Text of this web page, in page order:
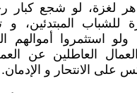
لغزة، لو شجع كبار
للشباب المبتدئين، و
ولو استثمروا أموالهم
العاطلين عن
على الانتحار و الإدمان.